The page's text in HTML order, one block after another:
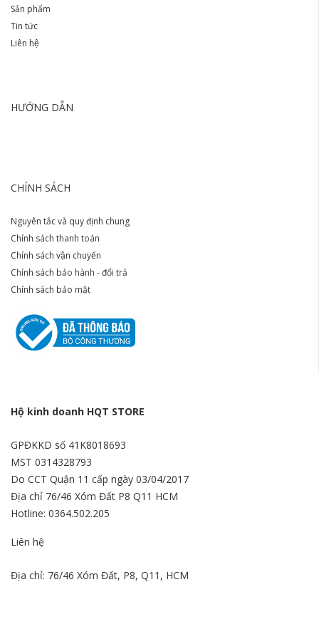
Sản phẩm
Tin tức
Liên hệ
HƯỚNG DẪN
CHÍNH SÁCH
Nguyên tắc và quy định chung
Chính sách thanh toán
Chính sách vận chuyển
Chính sách bảo hành - đổi trả
Chính sách bảo mật
Hộ kinh doanh HQT STORE
GPĐKKD số 41K8018693
MST 0314328793
Do CCT Quận 11 cấp ngày 03/04/2017
Địa chỉ 76/46 Xóm Đất P8 Q11 HCM
Hotline: 0364.502.205
Liên hệ
Địa chỉ: 76/46 Xóm Đất, P8, Q11, HCM